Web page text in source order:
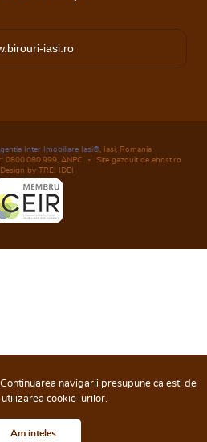
iasi.ro
Inter Imobiliare Iasi® , Iasi, Romania
0800.080.999, ANPC
Site gazduit de ehost.ro
by TREI IDEI
navigarii presupune ca esti de
utilizarea cookie-urilor.
Am inteles